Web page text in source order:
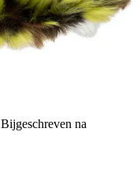
Bijgeschreven na